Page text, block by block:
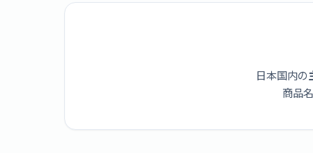
日本国内の
商品